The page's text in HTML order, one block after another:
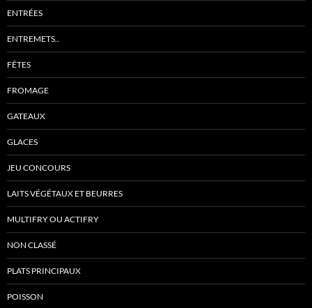
ENTRÉES
ENTREMETS..
FÊTES
FROMAGE
GATEAUX
GLACES
JEU CONCOURS
LAITS VÉGÉTAUX ET BEURRES
MULTIFRY OU ACTIFRY
NON CLASSÉ
PLATS PRINCIPAUX
POISSON